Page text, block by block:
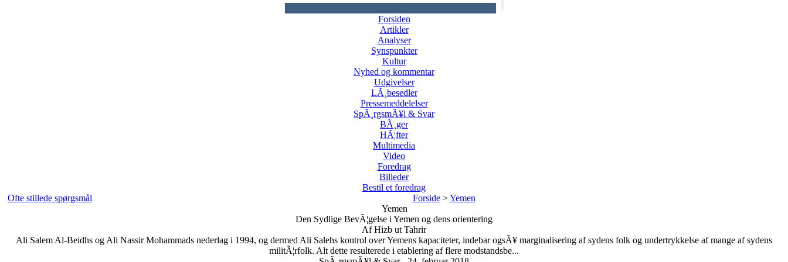
Forsiden
Artikler
Analyser
Synspunkter
Kultur
Nyhed og kommentar
Udgivelser
LÃ¸besedler
Pressemeddelelser
SpÃ¸rgsmÃ¥l & Svar
BÃ¸ger
HÃ¦fter
Multimedia
Video
Foredrag
Billeder
Bestil et foredrag
Ofte stillede spørgsmål
Forside>Yemen
Yemen
Den Sydlige BevÃ¦gelse i Yemen og dens orientering
Af Hizb ut Tahrir
Ali Salem Al-Beidhs og Ali Nassir Mohammads nederlag i 1994, og dermed Ali Salehs kontrol over Yemens kapaciteter, indebar ogsÃ¥ marginalisering af sydens folk og undertrykkelse af mange af sydens
militÃ¦rfolk. Alt dette resulterede i etablering af flere modstandsbe...